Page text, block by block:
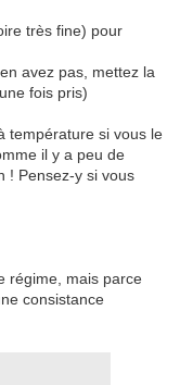
très fine) pour
avez pas, mettez la
fois pris)
température si vous le
il y a peu de
! Pensez-y si vous
régime, mais parce
consistance